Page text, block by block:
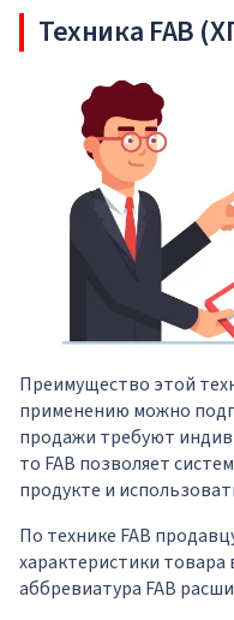
Техника FAB
Преимущество этой
применению можно
продажи требуют
то FAB позволяет
продукте и
По технике FAB
характеристики
аббревиатура FAB